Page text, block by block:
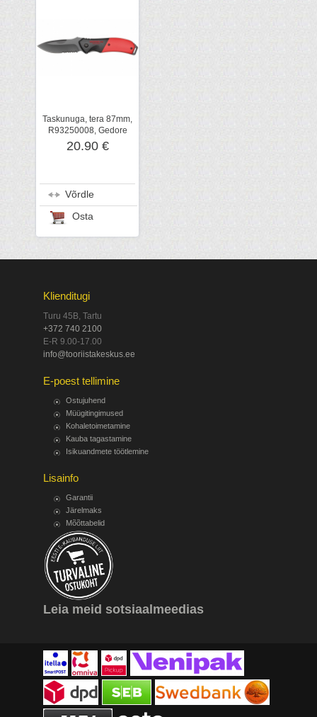
Taskunuga, tera 87mm,
R93250008, Gedore
20.90 €
Võrdle
Osta
Klienditugi
Turu 45B, Tartu
+372 740 2100
E-R 9.00-17.00
info@tooriistakeskus.ee
E-poest tellimine
Ostujuhend
Müügitingimused
Kohaletoimetamine
Kauba tagastamine
Isikuandmete töötlemine
Lisainfo
Garantii
Järelmaks
Mõõttabelid
Leia meid sotsiaalmeedias